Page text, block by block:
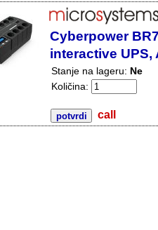
Cyberpower
interactive UPS,
Stanje na lageru: Ne
Količina:
call